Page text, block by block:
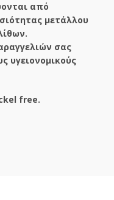
από
μετάλλου
σας
υγειονομικούς
free.